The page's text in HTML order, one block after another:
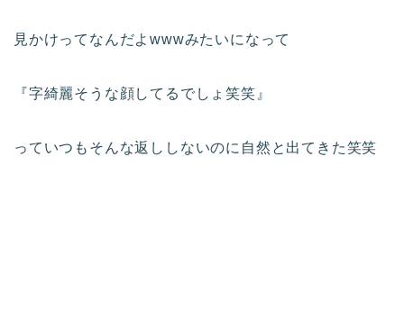
見かけってなんだよwwwみたいになって
『字綺麗そうな顔してるでしょ笑笑』
っていつもそんな返ししないのに自然と出てきた笑笑